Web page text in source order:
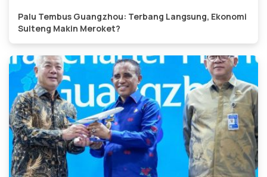
Palu Tembus Guangzhou: Terbang Langsung, Ekonomi
Sulteng Makin Meroket?